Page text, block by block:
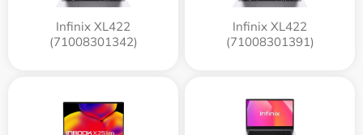
Infinix XL422
(71008301342)
Infinix XL422
(71008301391)